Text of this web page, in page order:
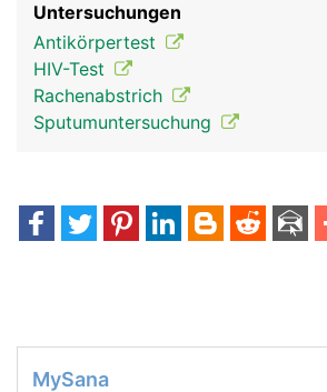
Untersuchungen
Antikörpertest
HIV-Test
Rachenabstrich
Sputumuntersuchung
MySana